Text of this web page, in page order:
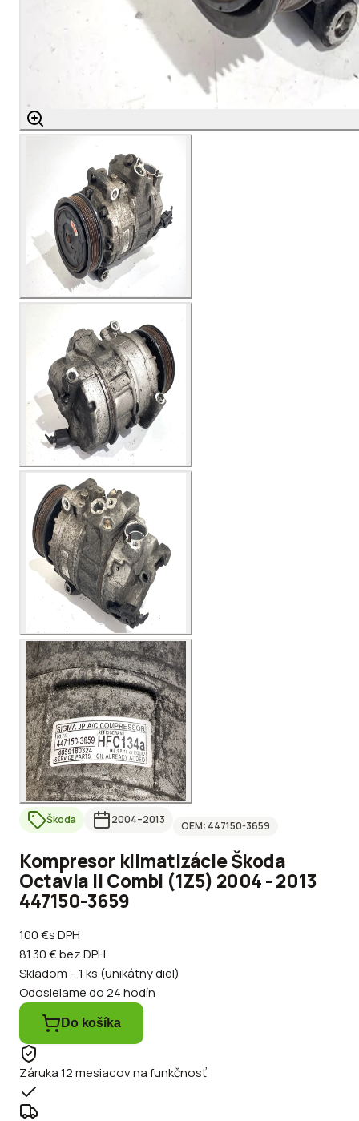
Škoda 2004–2013 OEM: 447150-3659
Kompresor klimatizácie Škoda
Octavia II Combi (1Z5) 2004 - 2013
447150-3659
100 €s DPH
81.30 €bez DPH
Skladom – 1 ks (unikátny diel)
Odosielame do 24 hodín
Do košíka
Záruka 12 mesiacov na funkčnosť